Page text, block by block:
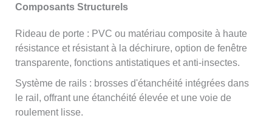
Composants Structurels
Rideau de porte : PVC ou matériau composite à haute
résistance et résistant à la déchirure, option de fenêtre
transparente, fonctions antistatiques et anti-insectes.
Système de rails : brosses d'étanchéité intégrées dans
le rail, offrant une étanchéité élevée et une voie de
roulement lisse.